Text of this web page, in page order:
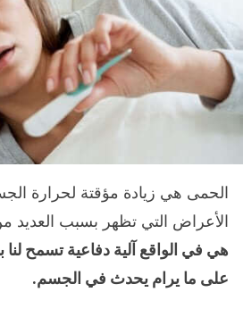
الحمى هي زيادة مؤقتة لحرارة
الأعراض التي تظهر بسبب العديد
هي في الواقع آلية دفاعية تسمح
على ما يرام يحدث في الجسم.